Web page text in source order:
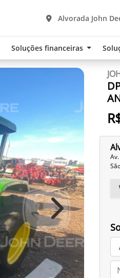
Alvorada John
Soluções financeiras
Next